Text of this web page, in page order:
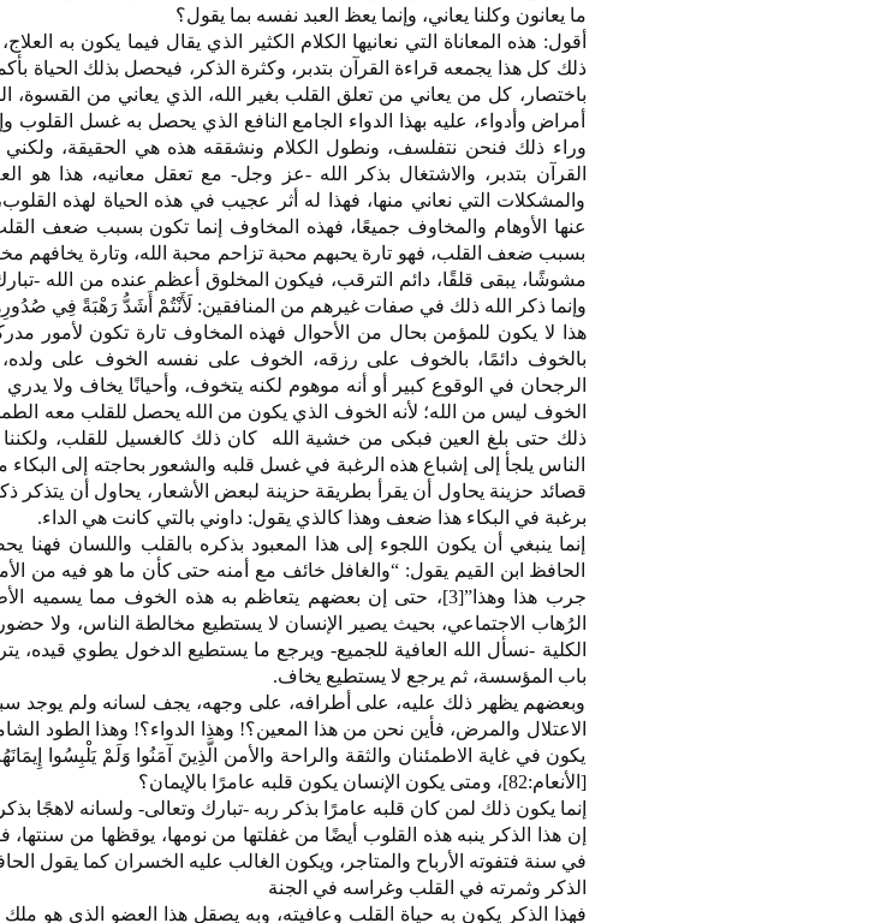
ما يعانون وكلنا يعاني، وإنما يعظ العبد نفسه بما يقول؟
أقول: هذه المعاناة التي نعانيها الكلام الكثير الذي يقال فيما يكون به
ذلك كل هذا يجمعه قراءة القرآن بتدبر، وكثرة الذكر، فيحصل بذلك الحياة
باختصار، كل من يعاني من تعلق القلب بغير الله، الذي يعاني من القسوة،
أمراض وأدواء، عليه بهذا الدواء الجامع النافع الذي يحصل به غسل القلوب
وراء ذلك فنحن نتفلسف، ونطول الكلام ونشققه هذه هي الحقيقة،
القرآن بتدبر، والاشتغال بذكر الله -عز وجل- مع تعقل معانيه، هذا هو
والمشكلات التي نعاني منها، فهذا له أثر عجيب في هذه الحياة لهذه القلوب،
عنها الأوهام والمخاوف جميعًا، فهذه المخاوف إنما تكون بسبب ضعف
بسبب ضعف القلب، فهو تارة يحبهم محبة تزاحم محبة الله، وتارة يخافهم
مشوشًا، يبقى قلقًا، دائم الترقب، فيكون المخلوق أعظم عنده من الله -تبارك
وإنما ذكر الله ذلك في صفات غيرهم من المنافقين: لَأَنْتُمْ أَشَدُّ رَهْبَةً فِي
هذا لا يكون للمؤمن بحال من الأحوال فهذه المخاوف تارة تكون لأمور
بالخوف دائمًا، بالخوف على رزقه، الخوف على نفسه الخوف على
الرجحان في الوقوع كبير أو أنه موهوم لكنه يتخوف، وأحيانًا يخاف ولا
الخوف ليس من الله؛ لأنه الخوف الذي يكون من الله يحصل للقلب معه
ذلك حتى بلغ العين فبكى من خشية الله كان ذلك كالغسيل للقلب،
الناس يلجأ إلى إشباع هذه الرغبة في غسل قلبه والشعور بحاجته إلى
قصائد حزينة يحاول أن يقرأ بطريقة حزينة لبعض الأشعار، يحاول أن يتذكر
برغبة في البكاء هذا ضعف وهذا كالذي يقول: داوني بالتي كانت هي الداء.
إنما ينبغي أن يكون اللجوء إلى هذا المعبود بذكره بالقلب واللسان فهنا
الحافظ ابن القيم يقول: “والغافل خائف مع أمنه حتى كأن ما هو فيه من
جرب هذا وهذا”[3]، حتى إن بعضهم يتعاظم به هذه الخوف مما
الرُهاب الاجتماعي، بحيث يصير الإنسان لا يستطيع مخالطة الناس، ولا
الكلية -نسأل الله العافية للجميع- ويرجع ما يستطيع الدخول يطوي
باب المؤسسة، ثم يرجع لا يستطيع يخاف.
وبعضهم يظهر ذلك عليه، على أطرافه، على وجهه، يجف لسانه ولم يوجد
الاعتلال والمرض، فأين نحن من هذا المعين؟! وهذا الدواء؟! وهذا الطود
يكون في غاية الاطمئنان والثقة والراحة والأمن الَّذِينَ آمَنُوا وَلَمْ يَلْبِسُوا
[الأنعام:82]، ومتى يكون الإنسان يكون قلبه عامرًا بالإيمان؟
إنما يكون ذلك لمن كان قلبه عامرًا بذكر ربه -تبارك وتعالى- ولسانه لاهجًا
إن هذا الذكر ينبه هذه القلوب أيضًا من غفلتها من نومها، يوقظها من
في سنة فتفوته الأرباح والمتاجر، ويكون الغالب عليه الخسران كما يقول
الذكر وثمرته في القلب وغراسه في الجنة
فهذا الذكر يكون به حياة القلب وعافيته، وبه يصقل هذا العضو الذي هو